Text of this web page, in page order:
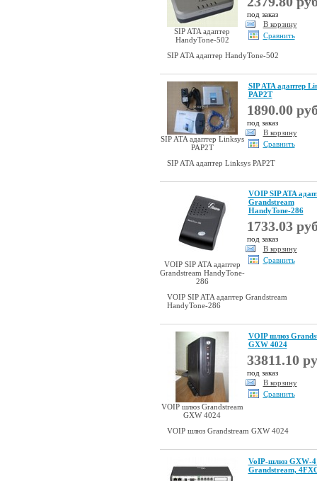
SIP ATA aдаптер
HandyTone-502
под заказ
В корзину
Сравнить
SIP ATA aдаптер HandyTone-502
SIP ATA адаптер Linksys
PAP2T
SIP ATA адаптер
PAP2T
1890.00
под заказ
В корзину
Сравнить
SIP ATA адаптер Linksys PAP2T
VOIP SIP ATA адаптер
Grandstream HandyTone-
286
VOIP SIP ATA
Grandstream
HandyTone-286
1733.03
под заказ
В корзину
Сравнить
VOIP SIP ATA адаптер Grandstream
HandyTone-286
VOIP шлюз Grandstream
GXW 4024
VOIP шлюз
GXW 4024
33811.10
под заказ
В корзину
Сравнить
VOIP шлюз Grandstream GXW 4024
VoIP-шлюз GXW-
Grandstream,